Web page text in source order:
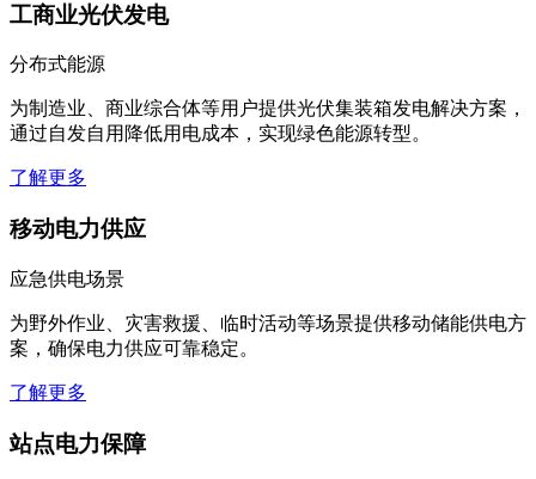
工商业光伏发电
分布式能源
为制造业、商业综合体等用户提供光伏集装箱发电解决方案，
通过自发自用降低用电成本，实现绿色能源转型。
了解更多
移动电力供应
应急供电场景
为野外作业、灾害救援、临时活动等场景提供移动储能供电方
案，确保电力供应可靠稳定。
了解更多
站点电力保障